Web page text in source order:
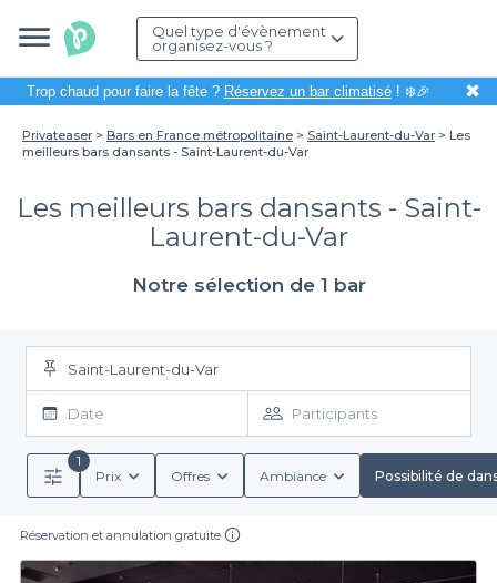
Quel type d'évènement
organisez-vous ?
Trop chaud pour faire la fête ? Réservez un bar climatisé! ❄️🎉 ✖
Privateaser Bars en France métropolitaine Saint-Laurent-du-Var
Les
meilleurs bars dansants - Saint-Laurent-du-Var
Les meilleurs bars dansants - Saint-
Laurent-du-Var
Notre sélection de 1 bar
Saint-Laurent-du-Var
Date Participants
1
Prix
Offres Ambiance Possibilité de
Réservation et annulation gratuite